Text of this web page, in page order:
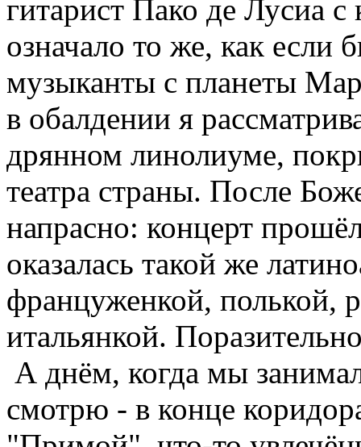
гитарист Пако де Лусиа
означало то же, как если
музыканты с планеты
в обалдении я
дрянном линолиуме,
театра страны. После
напрасно: концерт
оказалась такой же
француженкой, полькой,
итальянкой.
А днём, когда мы
смотрю - в конце